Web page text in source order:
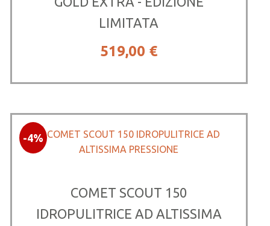
LIMITATA
519,00 €
-4%
COMET SCOUT 150
IDROPULITRICE AD ALTISSIMA